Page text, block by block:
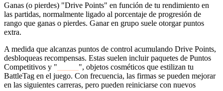
Ganas (o pierdes) "Drive Points" en función de tu rendimiento en
las partidas, normalmente ligado al porcentaje de progresión de
rango que ganas o pierdes. Ganar en grupo suele otorgar puntos
extra.
A medida que alcanzas puntos de control acumulando Drive Points,
desbloqueas recompensas. Estas suelen incluir paquetes de Puntos
Competitivos y "
", objetos cosméticos que estilizan tu
BattleTag en el juego. Con frecuencia, las firmas se pueden mejorar
en las siguientes carreras, pero pueden reiniciarse con nuevos